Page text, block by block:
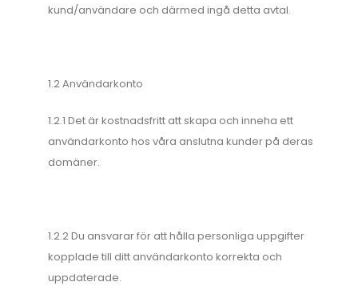
kund/användare och därmed ingå detta avtal.
1.2 Användarkonto
1.2.1 Det är kostnadsfritt att skapa och inneha ett
användarkonto hos våra anslutna kunder på deras
domäner.
1.2.2 Du ansvarar för att hålla personliga uppgifter
kopplade till ditt användarkonto korrekta och
uppdaterade.